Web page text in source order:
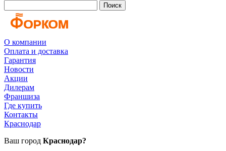
Поиск
О компании
Оплата и доставка
Гарантия
Новости
Акции
Дилерам
Франшиза
Где купить
Контакты
Краснодар
Ваш город Краснодар?